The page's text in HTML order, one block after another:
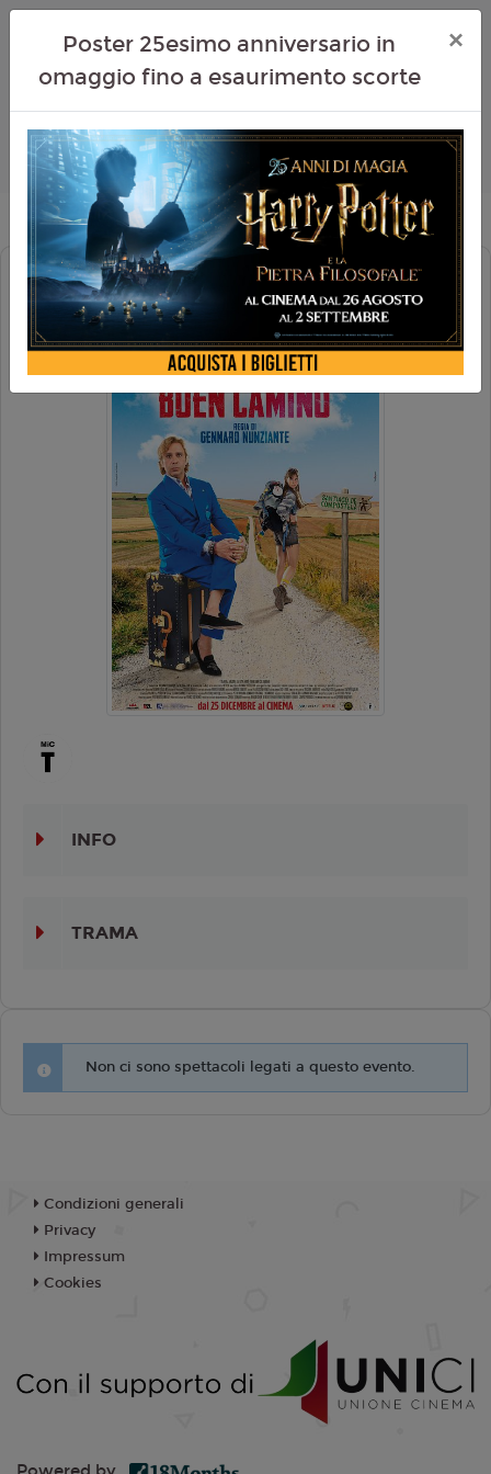
BUEN CAMINO
INFO
TRAMA
Non ci sono spettacoli legati a questo evento.
Poster 25esimo anniversario in
omaggio fino a esaurimento scorte
×
Condizioni generali
Privacy
Impressum
Cookies